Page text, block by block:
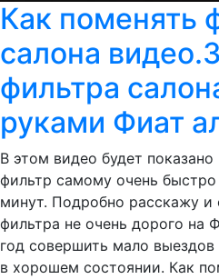
Как поменять
салона
фильтра
руками Фиат
В этом видео будет
фильтр самому очень быстро
минут. Подробно расскажу
фильтра не очень дорого на
год совершить мало
в хорошем состоянии. Как